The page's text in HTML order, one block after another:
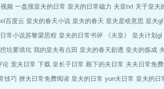
还是爱情？ 七年前她与他的那盘棋胜负未分。 七年后
下来小天使们能继续支持&amp;gt;
频 一盘搜皇夫的日常 皇夫的日常磁力 夫皇txt 关于皇夫
百度云 皇夫的春天小说 皇夫的春天 皇夫是啥意思 皇夫
常小说苏黎梁思程 皇夫的日常书评 《夫皇》 皇夫计划gl
坑要填坑 我的皇夫有点田 皇夫的春天剧透 皇夫的炼成
论 宠夫日常 下载 皇长子日常 殿下的夫日常 夫夫日常免
技巧 撩夫日常免费阅读 皇夫的日常 yun夫日常 皇夫的日